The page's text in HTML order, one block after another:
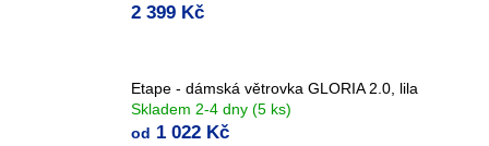
2 399 Kč
Etape - dámská větrovka GLORIA 2.0, lila
Skladem 2-4 dny (5 ks)
od 1 022 Kč